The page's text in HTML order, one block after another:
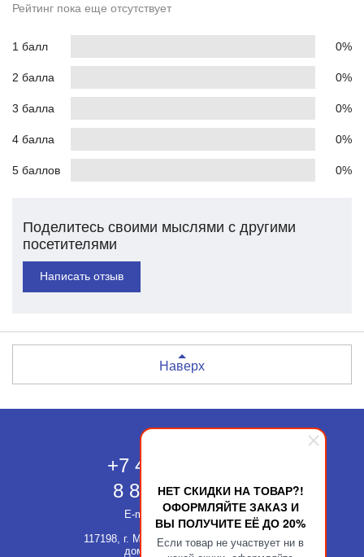
НЕТ СКИДКИ НА ТОВАР?!
ОФОРМЛЯЙТЕ ЗАКАЗ И
ВЫ ПОЛУЧИТЕ ЕЁ ДО 20%
Если товар не участвует ни в
Рейтинг пока еще отсутствует
1 балл 0%
2 балла 0%
3 балла 0%
4 балла 0%
5 баллов 0%
Поделитесь своими мыслями с другими
посетителями
Написать отзыв
Наверх
+7 495 118-43-83
8 800 511-52-66
E-mail:
info@kupatika.ru
117198, г. Москва, ул. Миклухо-Маклая,
дом 8, стр. 3, офис 311